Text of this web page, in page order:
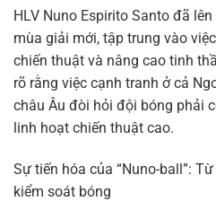
HLV Nuno Espirito Santo đã
mùa giải mới, tập trung vào
chiến thuật và nâng cao tinh
rõ rằng việc cạnh tranh ở cả
châu Âu đòi hỏi đội bóng phải
linh hoạt chiến thuật cao.
Sự tiến hóa của “Nuno-ball”:
kiểm soát bóng